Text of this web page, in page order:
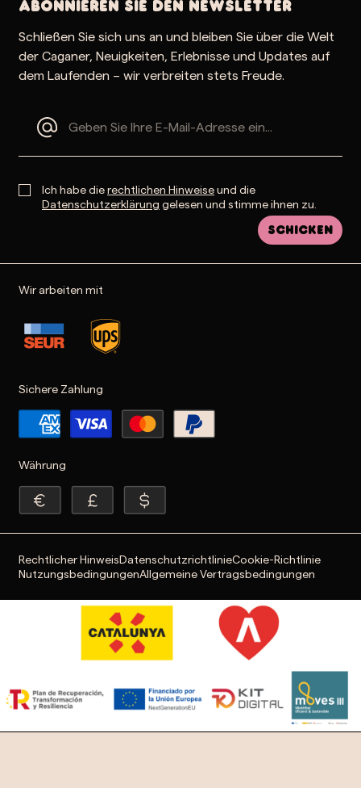
Abonnieren Sie den Newsletter
Schließen Sie sich uns an und bleiben Sie über die Welt
der Caganer, Neuigkeiten, Erlebnisse und Updates auf
dem Laufenden – wir verbreiten stets Freude.
Ich habe dierechtlichen Hinweiseund die
Datenschutzerklärung gelesen und stimme ihnen zu.
Schicken
Wir arbeiten mit
Sichere Zahlung
Währung
Rechtlicher HinweisDatenschutzrichtlinieCookie-Richtlinie
NutzungsbedingungenAllgemeine Vertragsbedingungen